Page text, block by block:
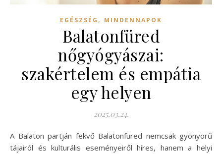
EGÉSZSÉG , MINDENNAPOK
Balatonfüred
nőgyógyászai:
szakértelem és empátia
egy helyen
2025.03.24.
A Balaton partján fekvő Balatonfüred nemcsak gyönyörű
tájairól és kulturális eseményeiről híres, hanem a helyi